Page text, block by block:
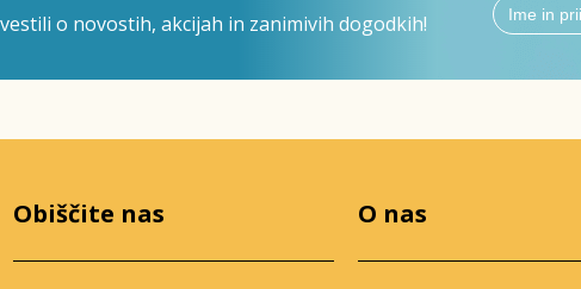
o novostih, akcijah in zanimivih dogodkih!
Obiščite nas O nas